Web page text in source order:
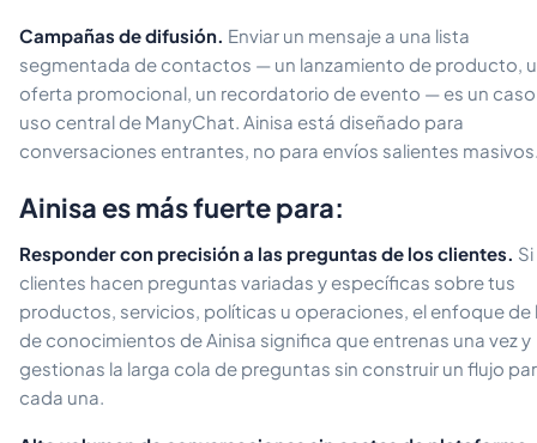
Campañas de difusión. Enviar un mensaje a una lista
segmentada de contactos — un lanzamiento de producto,
oferta promocional, un recordatorio de evento — es un
uso central de ManyChat. Ainisa está diseñado para
conversaciones entrantes, no para envíos salientes
Ainisa es más fuerte para:
Responder con precisión a las preguntas de los clientes.
clientes hacen preguntas variadas y específicas sobre tus
productos, servicios, políticas u operaciones, el enfoque de
de conocimientos de Ainisa significa que entrenas una vez y
gestionas la larga cola de preguntas sin construir un flujo
cada una.